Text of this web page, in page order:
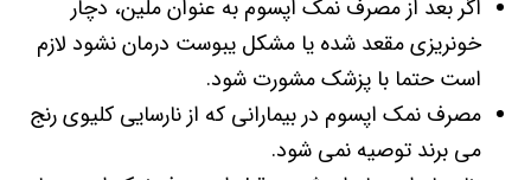
اگر بعد از مصرف نمک اپسوم به عنوان ملین، دچار
خونریزی مقعد شده یا مشکل یبوست درمان نشود لازم
است حتما با پزشک مشورت شود.
مصرف نمک اپسوم در بیمارانی که از نارسایی کلیوی رنج
می برند توصیه نمی شود.